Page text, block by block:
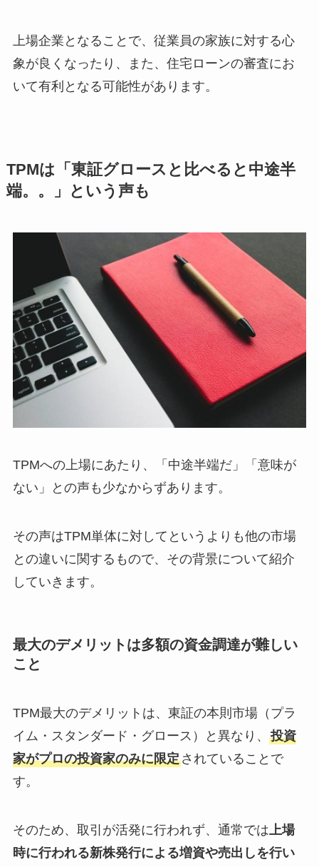
上場企業となることで、従業員の家族に対する心
象が良くなったり、また、住宅ローンの審査にお
いて有利となる可能性があります。
TPMは「東証グロースと比べると中途半
端。。」という声も
TPMへの上場にあたり、「中途半端だ」「意味が
ない」との声も少なからずあります。
その声はTPM単体に対してというよりも他の市場
との違いに関するもので、その背景について紹介
していきます。
最大のデメリットは多額の資金調達が難しい
こと
TPM最大のデメリットは、東証の本則市場（プラ
イム・スタンダード・グロース）と異なり、 投資
家がプロの投資家のみに限定されていることで
す。
そのため、取引が活発に行われず、通常では 上場
時に行われる新株発行による増資や売出しを行い